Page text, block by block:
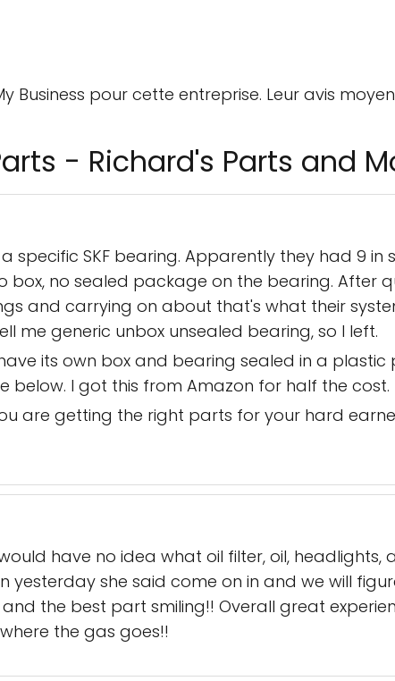
Business pour cette entreprise. Leur avis
- Richard's Parts and
specific SKF bearing. Apparently they had 9 in
box, no sealed package on the bearing. After
and carrying on about that's what their
me generic unbox unsealed bearing, so I left.
its own box and bearing sealed in a
below. I got this from Amazon for half the cost.
are getting the right parts for your hard
have no idea what oil filter, oil, headlights,
yesterday she said come on in and we will
the best part smiling!! Overall great
the gas goes!!